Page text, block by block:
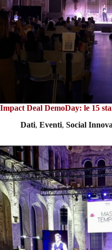
Impact Deal DemoDay: le 15
Dati, Eventi, Social